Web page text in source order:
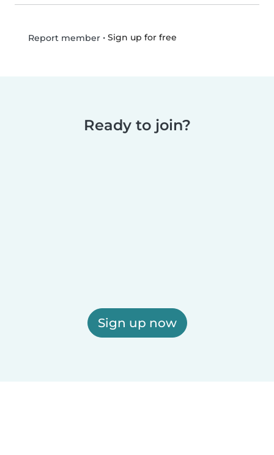
Report member• Sign up for free
Ready to join?
Sign up now